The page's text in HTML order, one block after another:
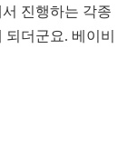
진행하는 각종
더군요. 베이비